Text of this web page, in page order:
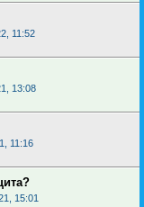
11:52
13:08
11:16
15:01